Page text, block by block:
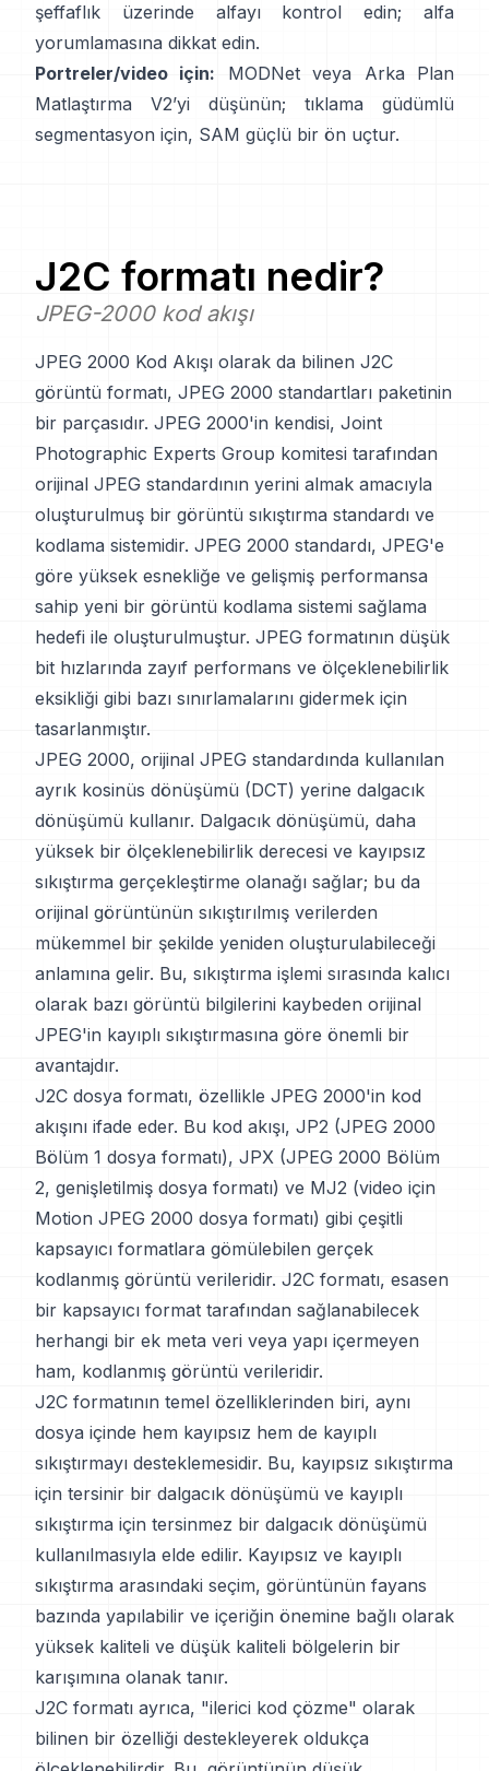
şeffaflık üzerinde alfayı kontrol edin;
alfa
yorumlamasına dikkat edin.
Portreler/video için:
MODNetveya
Arka Plan
Matlaştırma V2’yi düşünün; tıklama güdümlü
segmentasyon için, SAM güçlü bir ön uçtur.
J2C formatı nedir?
JPEG-2000 kod akışı
JPEG 2000 Kod Akışı olarak da bilinen J2C
görüntü formatı, JPEG 2000 standartları paketinin
bir parçasıdır. JPEG 2000'in kendisi, Joint
Photographic Experts Group komitesi tarafından
orijinal JPEG standardının yerini almak amacıyla
oluşturulmuş bir görüntü sıkıştırma standardı ve
kodlama sistemidir. JPEG 2000 standardı, JPEG'e
göre yüksek esnekliğe ve gelişmiş performansa
sahip yeni bir görüntü kodlama sistemi sağlama
hedefi ile oluşturulmuştur. JPEG formatının düşük
bit hızlarında zayıf performans ve ölçeklenebilirlik
eksikliği gibi bazı sınırlamalarını gidermek için
tasarlanmıştır.
JPEG 2000, orijinal JPEG standardında kullanılan
ayrık kosinüs dönüşümü (DCT) yerine dalgacık
dönüşümü kullanır. Dalgacık dönüşümü, daha
yüksek bir ölçeklenebilirlik derecesi ve kayıpsız
sıkıştırma gerçekleştirme olanağı sağlar; bu da
orijinal görüntünün sıkıştırılmış verilerden
mükemmel bir şekilde yeniden oluşturulabileceği
anlamına gelir. Bu, sıkıştırma işlemi sırasında kalıcı
olarak bazı görüntü bilgilerini kaybeden orijinal
JPEG'in kayıplı sıkıştırmasına göre önemli bir
avantajdır.
J2C dosya formatı, özellikle JPEG 2000'in kod
akışını ifade eder. Bu kod akışı, JP2 (JPEG 2000
Bölüm 1 dosya formatı), JPX (JPEG 2000 Bölüm
2, genişletilmiş dosya formatı) ve MJ2 (video için
Motion JPEG 2000 dosya formatı) gibi çeşitli
kapsayıcı formatlara gömülebilen gerçek
kodlanmış görüntü verileridir. J2C formatı, esasen
bir kapsayıcı format tarafından sağlanabilecek
herhangi bir ek meta veri veya yapı içermeyen
ham, kodlanmış görüntü verileridir.
J2C formatının temel özelliklerinden biri, aynı
dosya içinde hem kayıpsız hem de kayıplı
sıkıştırmayı desteklemesidir. Bu, kayıpsız sıkıştırma
için tersinir bir dalgacık dönüşümü ve kayıplı
sıkıştırma için tersinmez bir dalgacık dönüşümü
kullanılmasıyla elde edilir. Kayıpsız ve kayıplı
sıkıştırma arasındaki seçim, görüntünün fayans
bazında yapılabilir ve içeriğin önemine bağlı olarak
yüksek kaliteli ve düşük kaliteli bölgelerin bir
karışımına olanak tanır.
J2C formatı ayrıca, "ilerici kod çözme" olarak
bilinen bir özelliği destekleyerek oldukça